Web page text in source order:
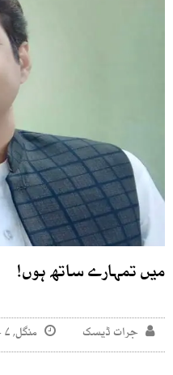
میں تمہارے ساتھ ہوں!
جرات ڈیسک منگل, ۷ جولائی ۲۰۲۶